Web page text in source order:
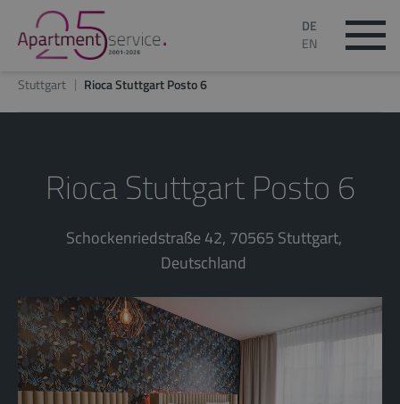
DE
EN
Stuttgart Rioca Stuttgart Posto 6
Rioca Stuttgart Posto 6
Schockenriedstraße 42, 70565 Stuttgart,
Deutschland